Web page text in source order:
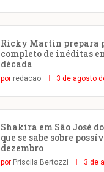
Ricky Martin prepara
completo de inéditas
década
por redacao 3 de agosto
Shakira em São José
que se sabe sobre
dezembro
por Priscila Bertozzi 3 de